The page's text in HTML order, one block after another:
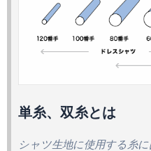
単糸、双糸とは
シャツ生地に使用する糸